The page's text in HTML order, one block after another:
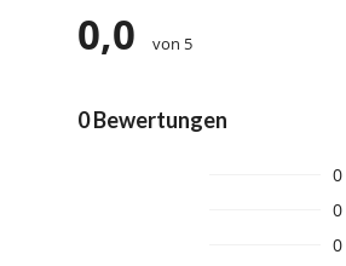
0,0 von 5
0 Bewertungen
0
0
0